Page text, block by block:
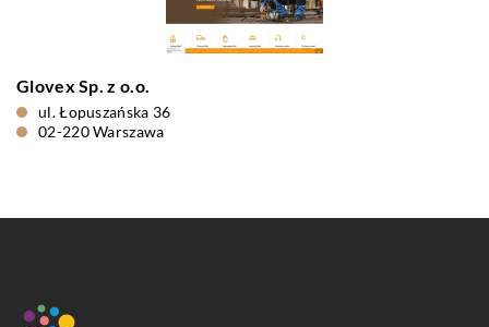
Glovex Sp. z o.o.
ul. Łopuszańska 36
02-220 Warszawa